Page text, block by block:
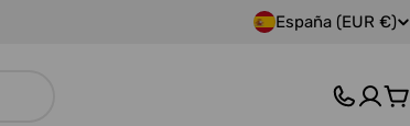
P
España (EUR €)